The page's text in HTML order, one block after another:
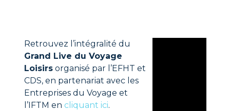
Retrouvez l’intégralité du
Grand Live du Voyage
Loisirsorganisé par l’EFHT et
CDS, en partenariat avec les
Entreprises du Voyage et
l’IFTM en cliquant ici.